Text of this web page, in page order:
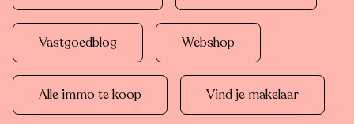
Vastgoedblog Webshop
Alle immo te koop Vind je makelaar